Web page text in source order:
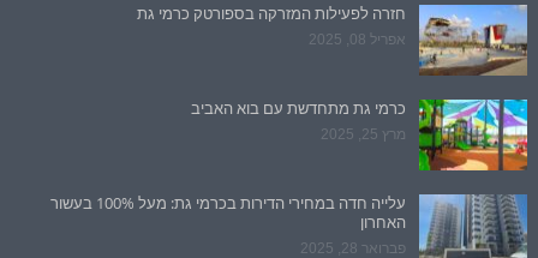
חזרה לפעילות המזרקה בספורטק כרמי גת
אפריל 08, 2025
כרמי גת מתחדשת עם בוא האביב
מרץ 25, 2025
עלייה חדה במחירי הדירות בכרמי גת: מעל 100% בעשור
האחרון
פברואר 28, 2025